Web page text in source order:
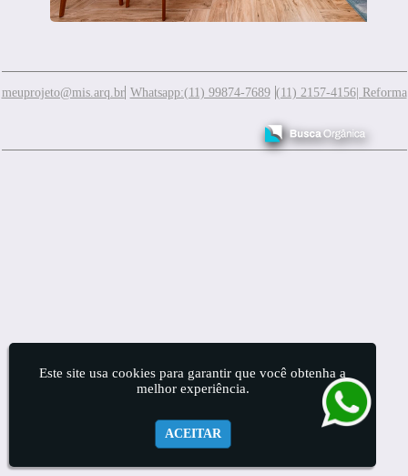
meuprojeto@mis.arq.br Whatsapp:(11) 99874-7689 (11) 2157-4156| Reforma
Este site usa cookies para garantir que você obtenha a
melhor experiência.
ACEITAR